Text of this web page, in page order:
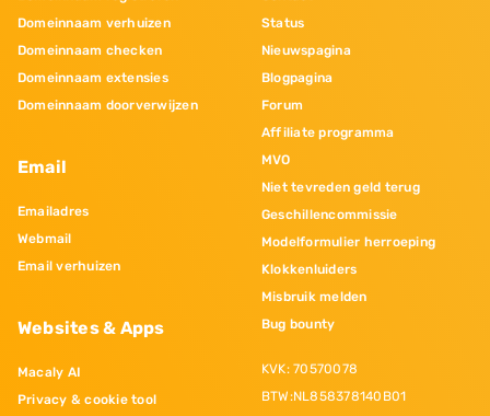
Domeinnaam verhuizen
Domeinnaam checken
Domeinnaam extensies
Domeinnaam doorverwijzen
Email
Emailadres
Webmail
Email verhuizen
Websites & Apps
Macaly AI
Privacy & cookie tool
Status
Nieuwspagina
Blogpagina
Forum
Affiliate programma
MVO
Niet tevreden geld terug
Geschillencommissie
Modelformulier herroeping
Klokkenluiders
Misbruik melden
Bug bounty
KVK: 70570078
BTW:NL858378140B01